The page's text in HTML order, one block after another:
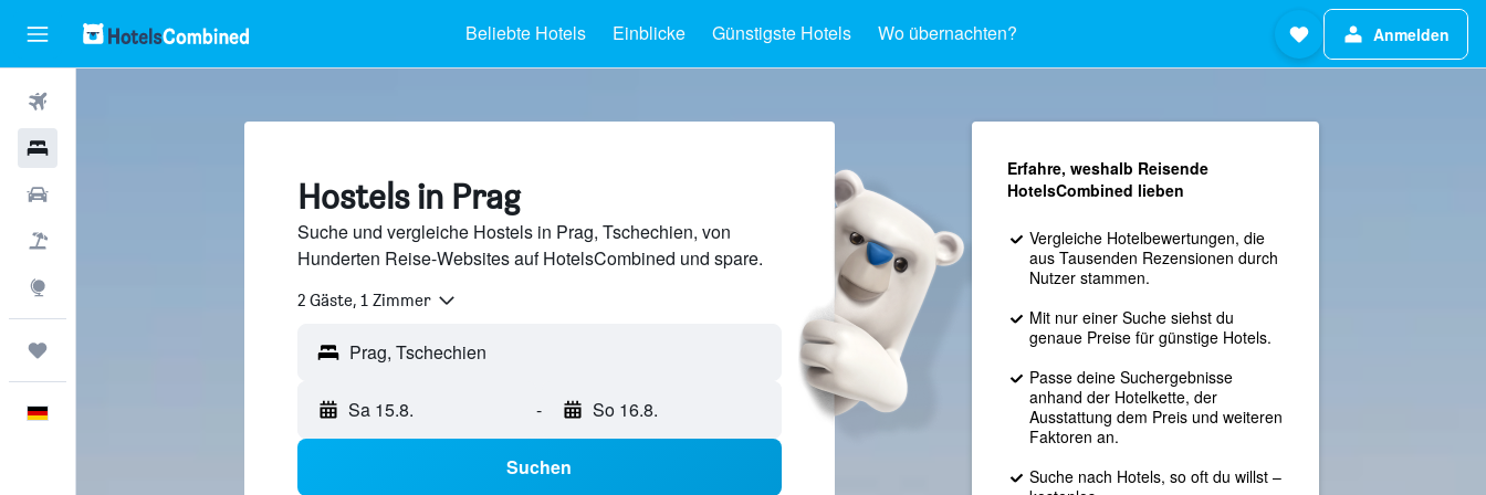
Beliebte Hotels Einblicke Günstigste Hotels Wo übernachten? Anmelden
Hostels in Prag
Suche und vergleiche Hostels in Prag, Tschechien, von
Hunderten Reise-Websites auf HotelsCombined und spare.
2 Gäste, 1 Zimmer
Prag, Tschechien
Sa 15.8. - So 16.8.
Suchen
Erfahre, weshalb Reisende
HotelsCombined lieben
Vergleiche Hotelbewertungen, die
aus Tausenden Rezensionen durch
Nutzer stammen.
Mit nur einer Suche siehst du
genaue Preise für günstige Hotels.
Passe deine Suchergebnisse
anhand der Hotelkette, der
Ausstattung dem Preis und weiteren
Faktoren an.
Suche nach Hotels, so oft du willst –